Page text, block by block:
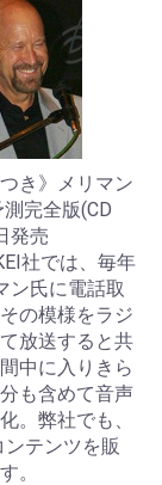
つき》メリマン
完全版(CD
発売
社では、毎年
ン氏に電話取
の模様をラジ
放送すると共
中に入りきら
も含めて音声
。弊社でも、
ンテンツを販
。